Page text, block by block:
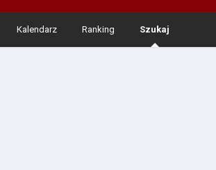
Kalendarz Ranking Szukaj